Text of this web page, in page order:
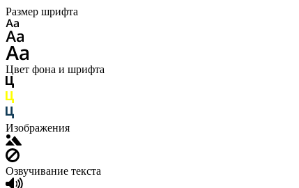
Размер шрифта
Цвет фона и шрифта
Изображения
Озвучивание текста